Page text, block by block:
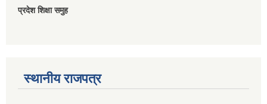
प्रदेश शिक्षा समुह
स्थानीय राजपत्र